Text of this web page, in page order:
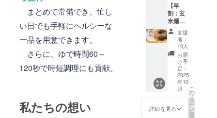
まとめて常備でき、忙し
い日でも手軽にヘルシーな
一品を用意できます。
さらに、ゆで時間60～
120秒で時短調理にも貢献。
私たちの想い
合は返
金対応
いたし
ます。
※掲載期
間は
2025年
10月か
ら1年間
です。
※リンク
の受け
ついて
原材
料：米
（特別
栽培
米、千
葉県柏
産）、
北海道
産 馬鈴
薯でん
値段で
す。 ・
容量：1
袋あた
り120g
・賞味
期限：
製造後6
か月 ・
保存方
法：直
射日
光・高
温多湿
【早
割：玄
米麺：
細麺1.5
ミリ14
食セッ
ト】 玄
米麺：
細麺1.5
ミリ14
食セッ
トをお
届けし
ます。
お礼の
支援
者：
10人
お届
け予
定：
2025
年10
月
詳細を見る
こ
の
リ
タ
ー
ン
を
選